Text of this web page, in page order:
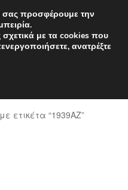
7 EUR
μ.μ.
ετικέτα “1939AZ”
σας προσφέρουμε την
με τα cookies που
ανατρέξτε